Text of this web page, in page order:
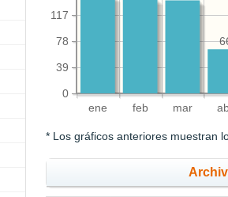
ene feb mar
0
39
78
117
* Los gráficos anteriores muestran